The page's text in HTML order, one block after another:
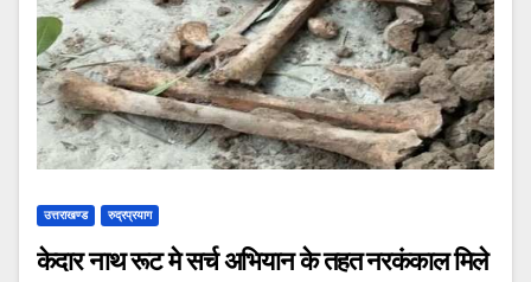
उत्तराखण्ड रुद्रप्रयाग
केदार नाथ रूट मे सर्च अभियान के तहत नरकंकाल मिले